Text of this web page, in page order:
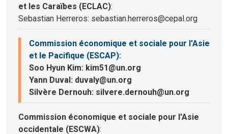
et les Caraïbes (ECLAC):
Sebastian Herreros: sebastian.herreros@cepal.org
Commission économique et sociale pour l'Asie
et le Pacifique (ESCAP):
Soo Hyun Kim: kim51@un.org
Yann Duval: duvaly@un.org
Silvère Dernouh: silvere.dernouh@un.org
Commission économique et sociale pour l'Asie
occidentale (ESCWA):